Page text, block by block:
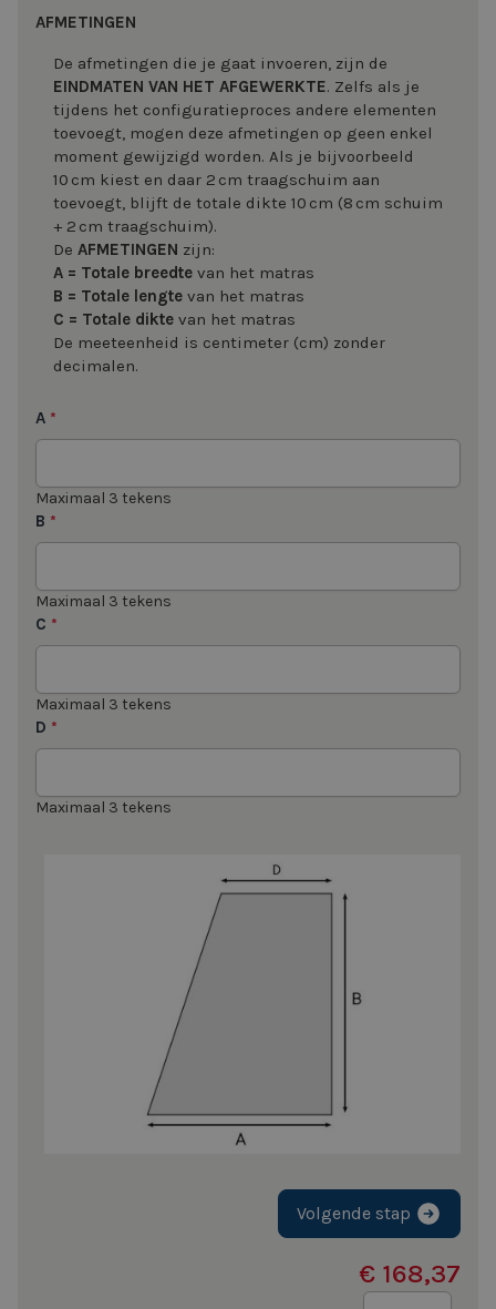
AFMETINGEN
De afmetingen die je gaat invoeren, zijn de
EINDMATEN VAN HET AFGEWERKTE. Zelfs als je
tijdens het configuratieproces andere elementen
toevoegt, mogen deze afmetingen op geen enkel
moment gewijzigd worden. Als je bijvoorbeeld
10 cm kiest en daar 2 cm traagschuim aan
toevoegt, blijft de totale dikte 10 cm (8 cm schuim
+ 2 cm traagschuim).
De AFMETINGEN zijn:
A = Totale breedte van het matras
B = Totale lengte van het matras
C = Totale dikte van het matras
De meeteenheid is centimeter (cm) zonder
decimalen.
A *
Maximaal 3 tekens
B *
Maximaal 3 tekens
C *
Maximaal 3 tekens
D *
Maximaal 3 tekens
Volgende stap
€ 168,37